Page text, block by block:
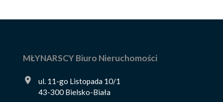
MŁYNARSCY Biuro Nieruchomości
ul. 11-go Listopada 10/1
43-300 Bielsko-Biała